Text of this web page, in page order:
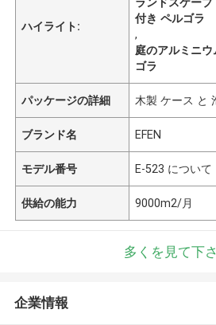
ハイライト:
付き ペルゴラ
,
庭のアルミニ
ゴラ
パッケージの詳細 木製 ケース と
ブランド名 EFEN
モデル番号 E-523 について
供給の能力 9000m2/月
多くを見て下
企業情報